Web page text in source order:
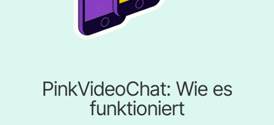
PinkVideoChat: Wie es
funktioniert